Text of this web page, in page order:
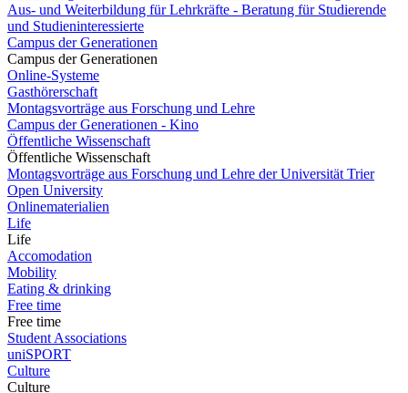
Aus- und Weiterbildung für Lehrkräfte - Beratung für Studierende
und Studieninteressierte
Campus der Generationen
Campus der Generationen
Online-Systeme
Gasthörerschaft
Montagsvorträge aus Forschung und Lehre
Campus der Generationen - Kino
Öffentliche Wissenschaft
Öffentliche Wissenschaft
Montagsvorträge aus Forschung und Lehre der Universität Trier
Open University
Onlinematerialien
Life
Life
Accomodation
Mobility
Eating & drinking
Free time
Free time
Student Associations
uniSPORT
Culture
Culture